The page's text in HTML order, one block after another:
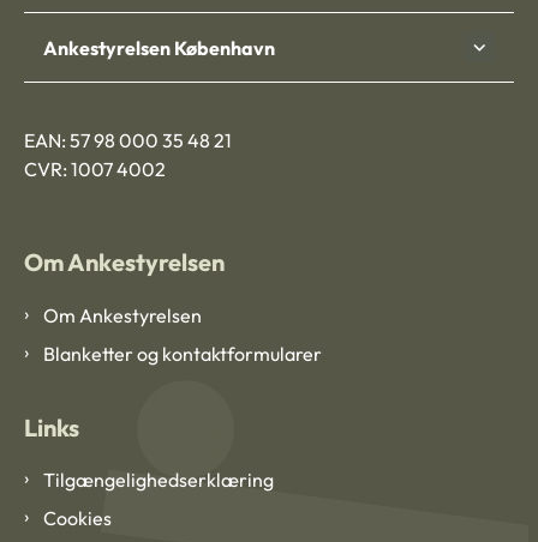
Ankestyrelsen København
EAN: 57 98 000 35 48 21
CVR: 1007 4002
Om Ankestyrelsen
Om Ankestyrelsen
Blanketter og kontaktformularer
Links
Tilgængelighedserklæring
Cookies